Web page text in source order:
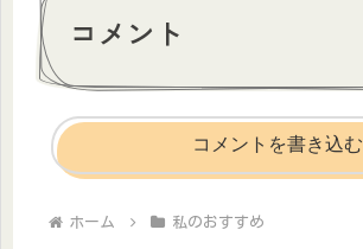
コメント
コメントを書き込む
ホーム 私のおすすめ